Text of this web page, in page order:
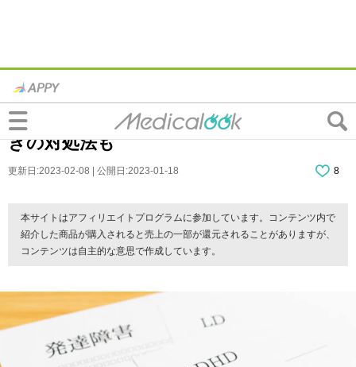
大人で「感情のコントロールができない」
のは発達障害？怒り・涙が抑えられないと
きの対処法も
更新日:2023-02-08 | 公開日:2023-01-18 8
本サイトはアフィリエイトプログラムに参加しています。コンテンツ内で
紹介した商品が購入されると売上の一部が還元されることがありますが、
コンテンツは自主的な意思で作成しています。